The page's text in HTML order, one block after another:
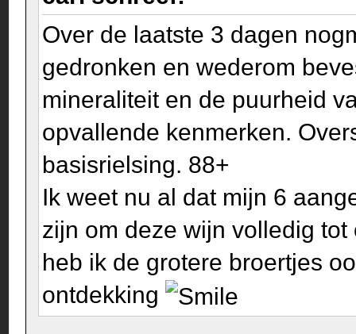
Over de laatste 3 dagen
gedronken en wederom
mineraliteit en de puurheid
opvallende kenmerken.
basisrielsing. 88+
Ik weet nu al dat mijn 6
zijn om deze wijn volledig
heb ik de grotere broertjes
ontdekking